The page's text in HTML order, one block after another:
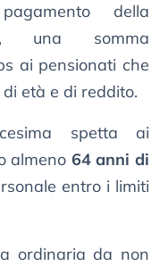
della
, una somma
ai pensionati che
età e di reddito.
spetta ai
almeno 64 anni di
entro i limiti
ordinaria da non